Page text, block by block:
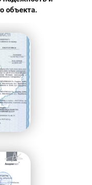
объекта.